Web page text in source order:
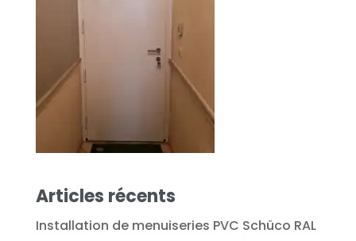
Articles récents
Installation de menuiseries PVC Schüco RAL